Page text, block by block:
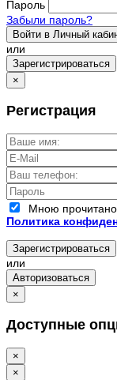
Пароль
Забыли пароль?
Войти в Личный
или
Зарегистрироваться
×
Регистрация
Мною
Политика
Зарегистрироваться
или
Авторизоваться
×
Доступные
×
×